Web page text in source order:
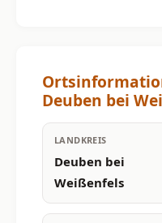
Deuben bei
LANDKREIS
Deuben bei
Weißenfels